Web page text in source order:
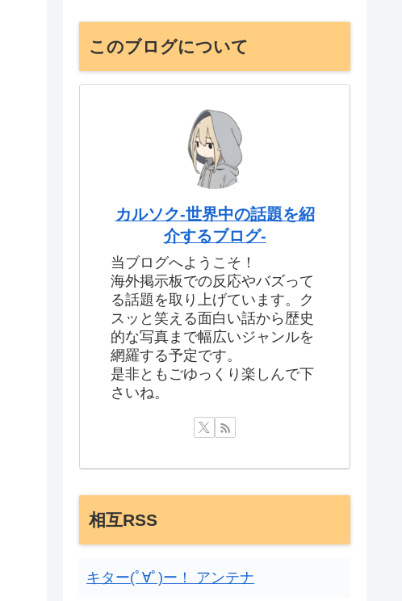
このブログについて
カルソク-世界中の話題を紹
介するブログ-
当ブログへようこそ！
海外掲示板での反応やバズって
る話題を取り上げています。ク
スッと笑える面白い話から歴史
的な写真まで幅広いジャンルを
網羅する予定です。
是非ともごゆっくり楽しんで下
さいね。
相互RSS
キター(ﾟ∀ﾟ)ー！ アンテナ